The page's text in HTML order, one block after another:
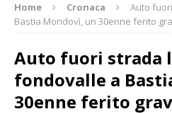
Home Cronaca
Auto
Bastia Mondovì, un 30enne ferito
Auto fuori strada
fondovalle a
30enne ferito